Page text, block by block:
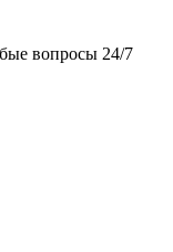
вопросы 24/7